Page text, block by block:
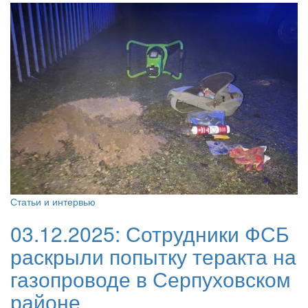
Статьи и интервью
03.12.2025: Сотрудники ФСБ
раскрыли попытку теракта на
газопроводе в Серпуховском
районе